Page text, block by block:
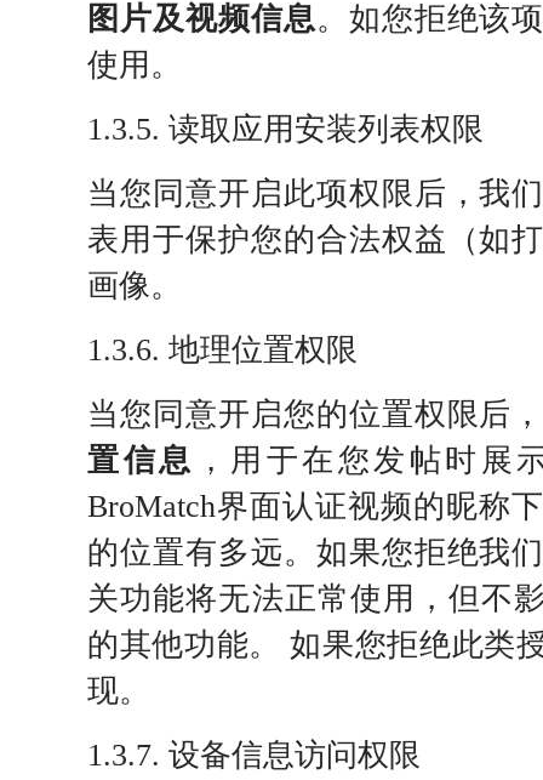
图片及视频信息。如您拒绝该
使用。
1.3.5. 读取应用安装列表权限
当您同意开启此项权限后，我
表用于保护您的合法权益（如
画像。
1.3.6. 地理位置权限
当您同意开启您的位置权限后
置信息 ，用于在您发帖时展
BroMatch界面认证视频的昵称
的位置有多远。如果您拒绝我
关功能将无法正常使用，但不
的其他功能。 如果您拒绝此类
现。
1.3.7. 设备信息访问权限